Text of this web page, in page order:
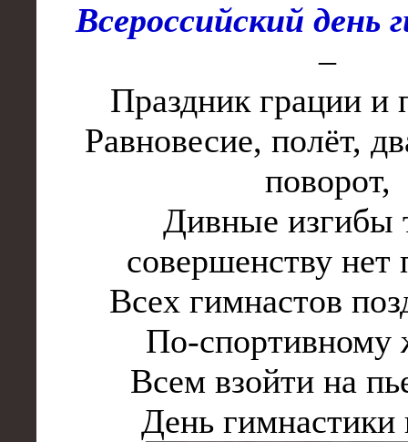
Всероссийский день
–
Праздник грации и
Равновесие, полёт,
поворот,
Дивные изгибы
совершенству нет
Всех гимнастов
По-спортивному
Всем взойти на
День гимнастики